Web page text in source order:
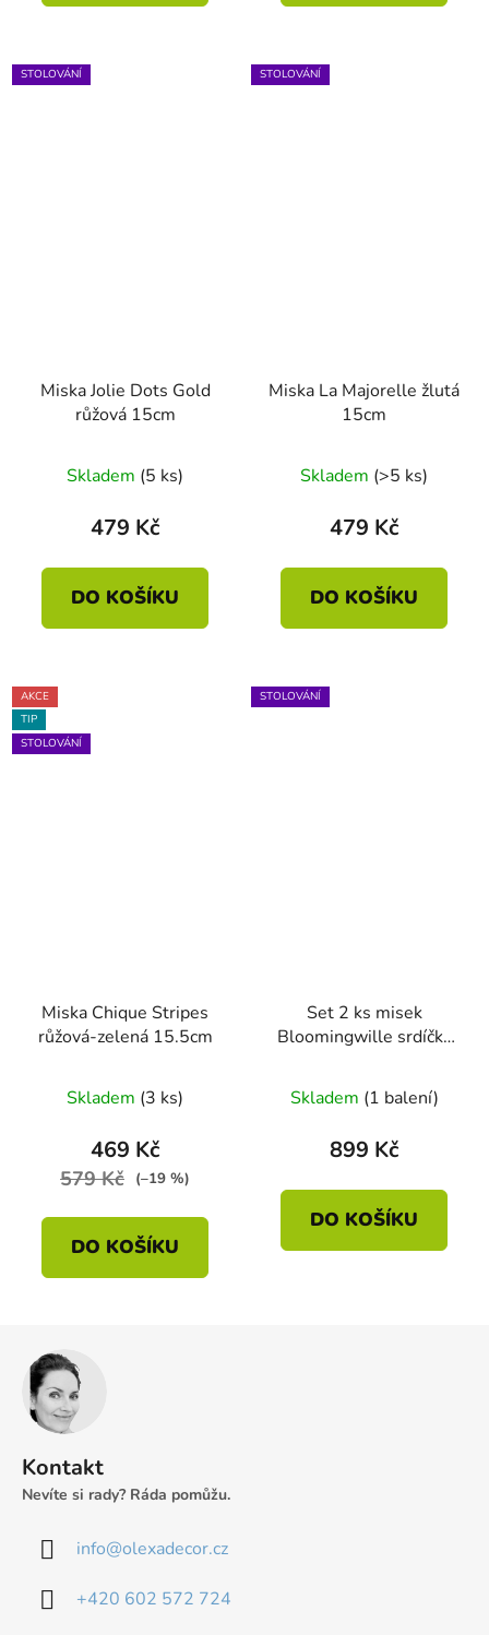
5
STOLOVÁNÍ
Miska Jolie Dots Gold
růžová 15cm
Skladem (5 ks)
479 Kč
DO KOŠÍKU
STOLOVÁNÍ
Miska La Majorelle žlutá
15cm
Skladem (>5 ks)
479 Kč
DO KOŠÍKU
AKCE
TIP
STOLOVÁNÍ
Miska Chique Stripes
růžová-zelená 15.5cm
Skladem (3 ks)
469 Kč
579 Kč (–19 %)
DO KOŠÍKU
STOLOVÁNÍ
Set 2 ks misek
Bloomingwille srdíčka
Skladem (1 balení)
899 Kč
DO KOŠÍKU
Kontakt
Nevíte si rady? Ráda pomůžu.
info@olexadecor.cz
+420 602 572 724